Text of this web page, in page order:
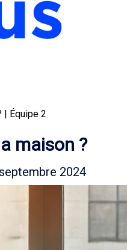
| Équipe 2
maison ?
2024